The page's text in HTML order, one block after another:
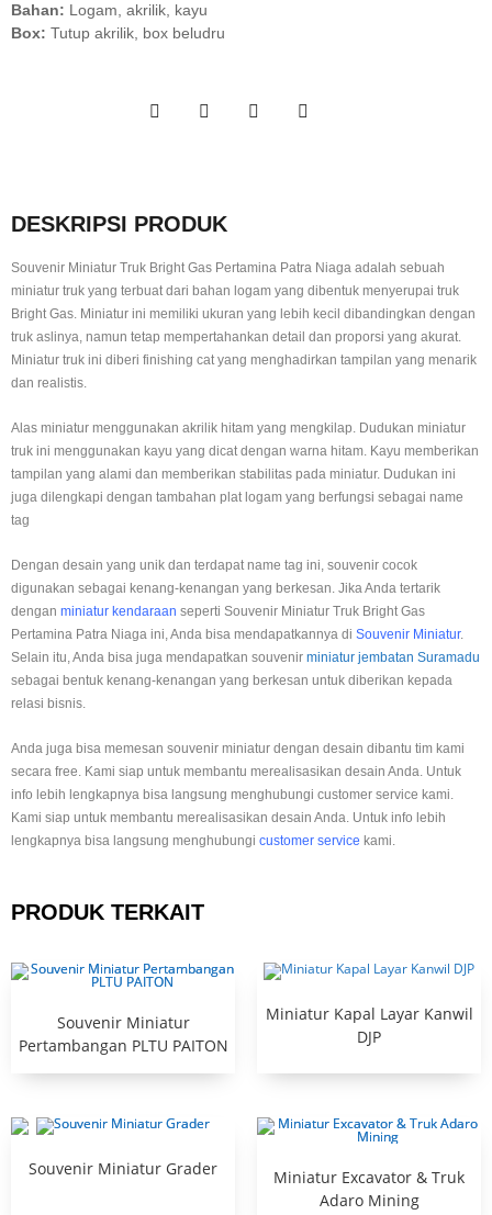
Bahan: Logam, akrilik, kayu
Box: Tutup akrilik, box beludru
DESKRIPSI PRODUK
Souvenir Miniatur Truk Bright Gas Pertamina Patra Niaga adalah sebuah
miniatur truk yang terbuat dari bahan logam yang dibentuk menyerupai truk
Bright Gas. Miniatur ini memiliki ukuran yang lebih kecil dibandingkan dengan
truk aslinya, namun tetap mempertahankan detail dan proporsi yang akurat.
Miniatur truk ini diberi finishing cat yang menghadirkan tampilan yang menarik
dan realistis.
Alas miniatur menggunakan akrilik hitam yang mengkilap. Dudukan miniatur
truk ini menggunakan kayu yang dicat dengan warna hitam. Kayu memberikan
tampilan yang alami dan memberikan stabilitas pada miniatur. Dudukan ini
juga dilengkapi dengan tambahan plat logam yang berfungsi sebagai name
tag
Dengan desain yang unik dan terdapat name tag ini, souvenir cocok
digunakan sebagai kenang-kenangan yang berkesan. Jika Anda tertarik
dengan miniatur kendaraan seperti Souvenir Miniatur Truk Bright Gas
Pertamina Patra Niaga ini, Anda bisa mendapatkannya di Souvenir Miniatur.
Selain itu, Anda bisa juga mendapatkan souvenir miniatur jembatan Suramadu
sebagai bentuk kenang-kenangan yang berkesan untuk diberikan kepada
relasi bisnis.
Anda juga bisa memesan souvenir miniatur dengan desain dibantu tim kami
secara free. Kami siap untuk membantu merealisasikan desain Anda. Untuk
info lebih lengkapnya bisa langsung menghubungi customer service kami.
Kami siap untuk membantu merealisasikan desain Anda. Untuk info lebih
lengkapnya bisa langsung menghubungi customer service kami.
PRODUK TERKAIT
Souvenir Miniatur
Pertambangan PLTU PAITON
Miniatur Kapal Layar Kanwil
DJP
Souvenir Miniatur Grader
Miniatur Excavator & Truk
Adaro Mining